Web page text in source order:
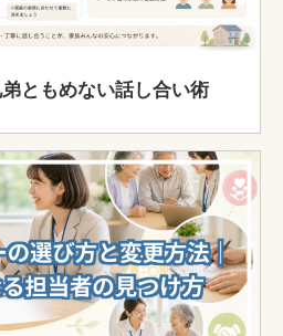
ともめない話し合い術